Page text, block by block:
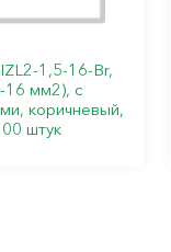
1,5-16-Br,
16 мм2), с
коричневый,
штук